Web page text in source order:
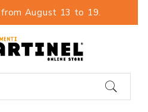
August 13 to 19.